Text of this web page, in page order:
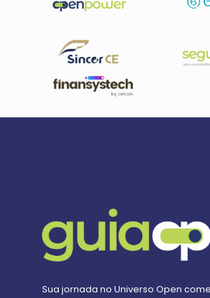
Sua jornada no Universo Open